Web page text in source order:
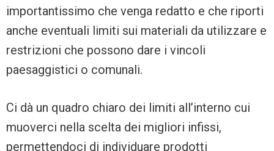
importantissimo che venga redatto e che riporti
anche eventuali limiti sui materiali da utilizzare e
restrizioni che possono dare i vincoli
paesaggistici o comunali.
Ci dà un quadro chiaro dei limiti all’interno cui
muoverci nella scelta dei migliori infissi,
permettendoci di individuare prodotti